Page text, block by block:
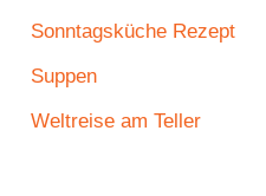
Sonntagsküche Rezept
Suppen
Weltreise am Teller